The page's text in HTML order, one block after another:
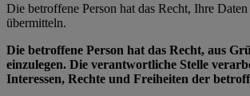
Die betroffene Person hat das Recht, Ihre
übermitteln.
Die betroffene Person hat das Recht, aus
einzulegen. Die verantwortliche Stelle
Interessen, Rechte und Freiheiten der